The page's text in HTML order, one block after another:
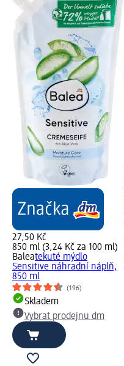
27,50 Kč
850 ml (3,24 Kč za 100 ml)
Baleatekuté mýdlo
Sensitive náhradní náplň,
850 ml
(196)
Skladem
Vybrat prodejnu dm